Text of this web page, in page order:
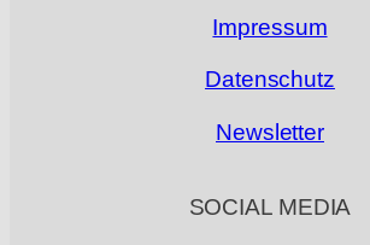
Impressum
Datenschutz
Newsletter
SOCIAL MEDIA